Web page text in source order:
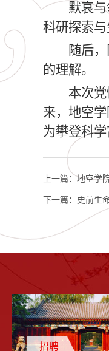
默哀
科研探索
随后
的理解。
本次
来，地空
为攀登科
上一篇：地空学
下一篇： 史前生
招聘